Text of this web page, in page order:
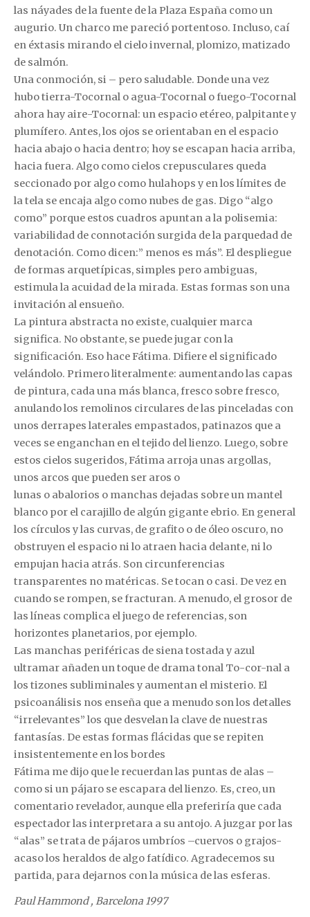
las náyades de la fuente de la Plaza España como un
augurio. Un charco me pareció portentoso. Incluso, caí
en éxtasis mirando el cielo invernal, plomizo, matizado
de salmón.
Una conmoción, si – pero saludable. Donde una vez
hubo tierra-Tocornal o agua-Tocornal o fuego-Tocornal
ahora hay aire-Tocornal: un espacio etéreo, palpitante y
plumífero. Antes, los ojos se orientaban en el espacio
hacia abajo o hacia dentro; hoy se escapan hacia arriba,
hacia fuera. Algo como cielos crepusculares queda
seccionado por algo como hulahops y en los límites de
la tela se encaja algo como nubes de gas. Digo “algo
como” porque estos cuadros apuntan a la polisemia:
variabilidad de connotación surgida de la parquedad de
denotación. Como dicen:” menos es más”. El despliegue
de formas arquetípicas, simples pero ambiguas,
estimula la acuidad de la mirada. Estas formas son una
invitación al ensueño.
La pintura abstracta no existe, cualquier marca
significa. No obstante, se puede jugar con la
significación. Eso hace Fátima. Difiere el significado
velándolo. Primero literalmente: aumentando las capas
de pintura, cada una más blanca, fresco sobre fresco,
anulando los remolinos circulares de las pinceladas con
unos derrapes laterales empastados, patinazos que a
veces se enganchan en el tejido del lienzo. Luego, sobre
estos cielos sugeridos, Fátima arroja unas argollas,
unos arcos que pueden ser aros o
lunas o abalorios o manchas dejadas sobre un mantel
blanco por el carajillo de algún gigante ebrio. En general
los círculos y las curvas, de grafito o de óleo oscuro, no
obstruyen el espacio ni lo atraen hacia delante, ni lo
empujan hacia atrás. Son circunferencias
transparentes no matéricas. Se tocan o casi. De vez en
cuando se rompen, se fracturan. A menudo, el grosor de
las líneas complica el juego de referencias, son
horizontes planetarios, por ejemplo.
Las manchas periféricas de siena tostada y azul
ultramar añaden un toque de drama tonal To-cor-nal a
los tizones subliminales y aumentan el misterio. El
psicoanálisis nos enseña que a menudo son los detalles
“irrelevantes” los que desvelan la clave de nuestras
fantasías. De estas formas flácidas que se repiten
insistentemente en los bordes
Fátima me dijo que le recuerdan las puntas de alas –
como si un pájaro se escapara del lienzo. Es, creo, un
comentario revelador, aunque ella preferiría que cada
espectador las interpretara a su antojo. A juzgar por las
“alas” se trata de pájaros umbríos –cuervos o grajos-
acaso los heraldos de algo fatídico. Agradecemos su
partida, para dejarnos con la música de las esferas.
Paul Hammond , Barcelona 1997